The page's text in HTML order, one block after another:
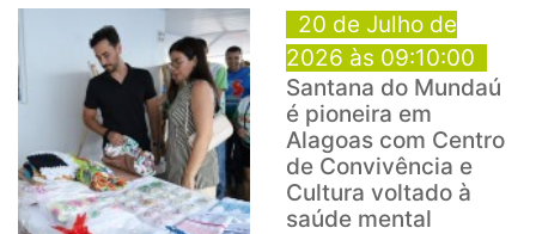
20 de Julho de
2026 às 09:10:00
Santana do Mundaú
é pioneira em
Alagoas com Centro
de Convivência e
Cultura voltado à
saúde mental